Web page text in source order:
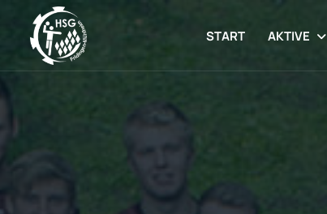
START AKTIVE